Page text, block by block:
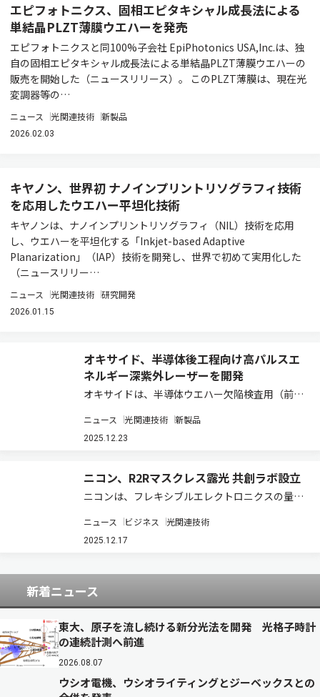
エピフォトニクス、固相エピタキシャル成長法による
単結晶PLZT薄膜ウエハーを発売
エピフォトニクスと同100%子会社 EpiPhotonics USA,Inc.は、独
自の固相エピタキシャル成長法による単結晶PLZT薄膜ウエハーの
販売を開始した（ニュースリリース）。 このPLZT薄膜は、現在光
変調器等の…
ニュース 光関連技術 新製品
2026.02.03
キヤノン、世界初 ナノインプリントリソグラフィ技術
を応用したウエハー平坦化技術
キヤノンは、ナノインプリントリソグラフィ（NIL）技術を応用
し、ウエハーを平坦化する「Inkjet-based Adaptive
Planarization」（IAP）技術を開発し、世界で初めて実用化した
（ニュースリリー…
ニュース 光関連技術 研究開発
2026.01.15
オキサイド、半導体後工程向け高パルスエ
ネルギー深紫外レーザーを開発
オキサイドは、半導体ウエハー欠陥検査用（前工
「QCW Kalama」シリーズに、半導体後工程に向
けた高パルスエネルギーモデルを新たなラインナ
ニュース 光関連技術 新製品
2025.12.23
ニコン、R2Rマスクレス露光 共創ラボ設立
ニコンは、フレキシブルエレクトロニクスの量産
エス ラボ）」を開設し、Roll to Roll（R2R）方
式のマスクレス露光装置を中核設備として導入し
ニュース ビジネス 光関連技術
2025.12.17
新着ニュース
東大、原子を流し続ける新分光法を開発 光格子時計
の連続計測へ前進
2026.08.07
ウシオ電機、ウシオライティングとジーベックスとの